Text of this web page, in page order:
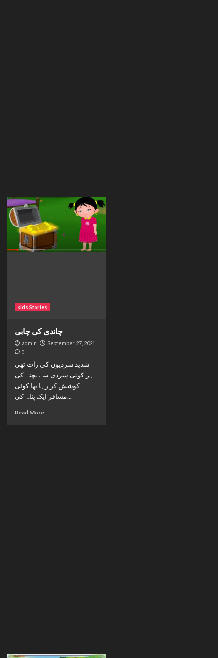
kids Stories
چاندی کی چابی
admin September 27, 2021
0
شدید سردیوں کی رات تھی
ہر کوئی سردی سے بچنے کی
کوشش کر رہا تھا کوئی
مسافر ایک پناہ کی...
Read More